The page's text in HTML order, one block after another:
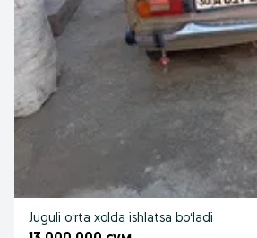
Juguli oʻrta xolda ishlatsa boʻladi